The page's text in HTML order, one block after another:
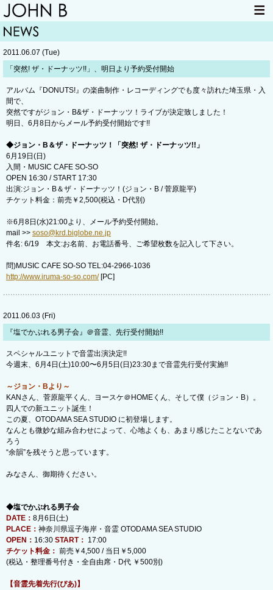
HOME
LIVE INFO
2011.06.07 (Tue)
「突然! ザ・ドーナッツ!!」、明日より予約受付開始
アルバム『DONUTS!』の楽曲制作・レコーディングでも度々訪れた埼玉県・入
間で、
突然ですがジョン・B&ザ・ドーナッツ！ライブが決定致しました！
明日、6月8日からメール予約受付開始です!!
◆ジョン・B＆ザ・ドーナッツ！「突然! ザ・ドーナッツ!!」
6月19日(日)
入間・MUSIC CAFE SO-SO
OPEN 16:30 / START 17:30
出演:ジョン・B＆ザ・ドーナッツ！(ジョン・B / 菅原龍平)
チケット料金：前売￥2,500(税込・D代別)
※6月8日(水)21:00より、メール予約受付開始。
mail >> soso@krd.biglobe.ne.jp
件名: 6/19 本文:お名前、お電話番号、ご希望枚数を記入して下さい。
問)MUSIC CAFE SO-SO TEL:04-2966-1036
http://www.iruma-so-so.com/ [PC]
2011.06.03 (Fri)
『塩でかぶれる男子会』＠音霊、先行受付開始!!
スペシャルユニットで音霊出演決定!!
今週末、6月4日(土)10:00〜6月5日(日)23:30まで音霊先行受付実施!!
～ジョン・Bより～
KANさん、菅原龍平くん、ヨースケ＠HOMEくん、そして僕（ジョン・B）。
四人での新ユニット誕生！
この夏、OTODAMA SEA STUDIO に初登場します。
なんとも微妙な組み合わせによって、心地よくも、あまり感じたことないであ
ろう
“余韻”を残そうと思っています。
みなさん、御期待ください。
◆塩でかぶれる男子会
DATE： 8月6日(土)
PLACE： 神奈川県逗子海岸・音霊 OTODAMA SEA STUDIO
OPEN： 16:30 START： 17:00
チケット料金： 前売￥4,500 / 当日￥5,000
(税込・整理番号付き・全自由席・D代 ￥500別)
【音霊先着先行(ぴあ)】